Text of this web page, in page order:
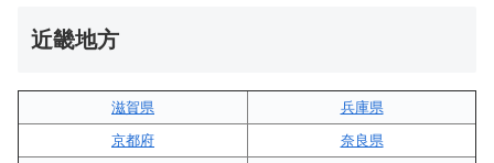
近畿地方
滋賀県
兵庫県
京都府
奈良県